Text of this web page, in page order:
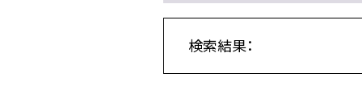
検索結果：